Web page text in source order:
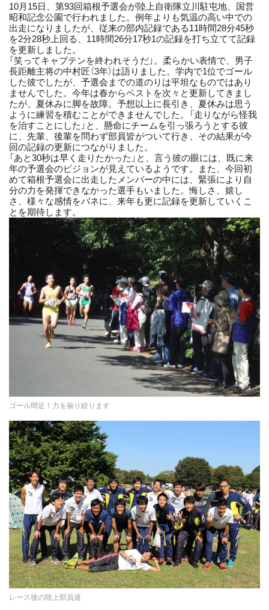
10月15日、第93回箱根予選会が陸上自衛隊立川駐屯地、国営
昭和記念公園で行われました。例年よりも気温の高い中での
出走になりましたが、従来の部内記録である11時間28分45秒
を2分28秒上回る、11時間26分17秒1の記録を打ち立てて記録
を更新しました。
「笑ってキャプテンを終われそうだ」。柔らかい表情で、男子
長距離主将の中村匠（3年）は語りました。学内で1位でゴール
した彼でしたが、予選会までの道のりは平坦なものではあり
ませんでした。今年は春からベストを次々と更新してきまし
たが、夏休みに脚を故障。予想以上に長引き、夏休みは思う
ように練習を積むことができませんでした。「走りながら怪我
を治すことにした」と、懸命にチームを引っ張ろうとする彼
に、先輩、後輩を問わず部員皆がついて行き、その結果が今
回の記録の更新につながりました。
「あと30秒は早く走りたかった」と、言う彼の眼には、既に来
年の予選会のビジョンが見えているようです。また、今回初
めて箱根予選会に出走したメンバーの中には、緊張により自
分の力を発揮できなかった選手もいました。悔しさ、嬉し
さ、様々な感情をバネに、来年も更に記録を更新していくこ
とを期待します。
ゴール間近！力を振り絞ります
レース後の陸上部員達